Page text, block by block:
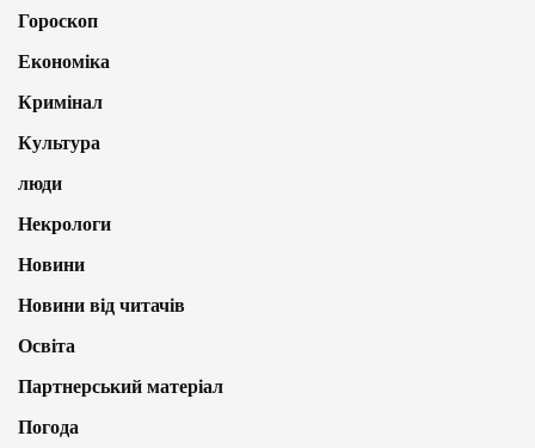
Гороскоп
Економіка
Кримінал
Культура
люди
Некрологи
Новини
Новини від читачів
Освіта
Партнерський матеріал
Погода